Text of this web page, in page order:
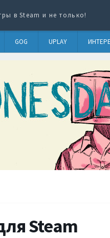
в Steam и не только!
GOG UPLAY
Steam